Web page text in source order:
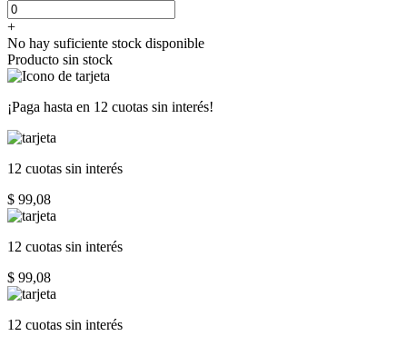
+
No hay suficiente stock disponible
Producto sin stock
¡Paga hasta en 12 cuotas sin interés!
12 cuotas sin interés
$ 99,08
12 cuotas sin interés
$ 99,08
12 cuotas sin interés